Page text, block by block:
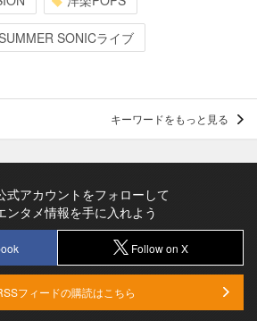
SONICライブ
キーワードをもっと見る
式アカウントをフォローして
ンタメ情報を手に入れよう
Follow on X
フィードの購読はこちら